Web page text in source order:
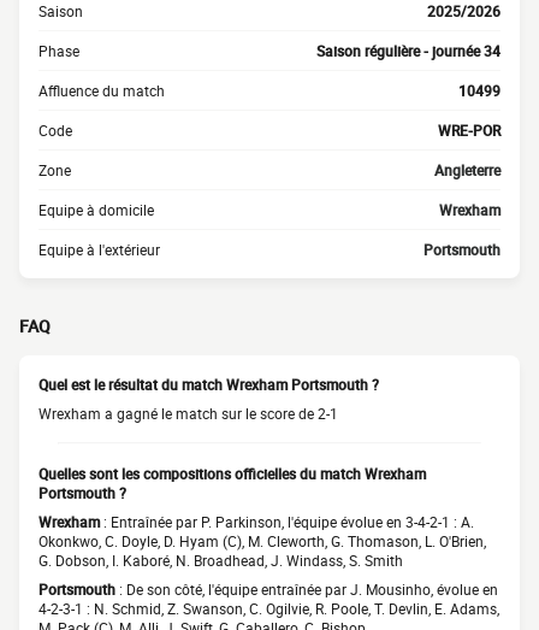
Saison 2025/2026
Phase Saison régulière - journée 34
Affluence du match 10499
Code WRE-POR
Zone Angleterre
Equipe à domicile Wrexham
Equipe à l'extérieur Portsmouth
FAQ
Quel est le résultat du match Wrexham Portsmouth ?
Wrexham a gagné le match sur le score de 2-1
Quelles sont les compositions officielles du match Wrexham
Portsmouth ?
Wrexham: Entraînée par P. Parkinson, l'équipe évolue en 3-4-2-1 : A.
Okonkwo, C. Doyle, D. Hyam (C), M. Cleworth, G. Thomason, L. O'Brien,
G. Dobson, I. Kaboré, N. Broadhead, J. Windass, S. Smith
Portsmouth : De son côté, l'équipe entraînée par J. Mousinho, évolue en
4-2-3-1 : N. Schmid, Z. Swanson, C. Ogilvie, R. Poole, T. Devlin, E. Adams,